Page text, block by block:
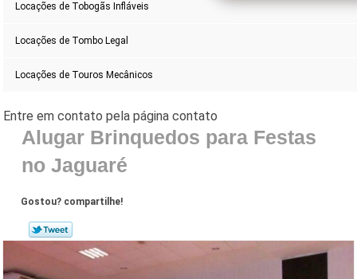
Locações de Tobogãs Infláveis
Locações de Tombo Legal
Locações de Touros Mecânicos
Alugar Brinquedos para Festas
no Jaguaré
Gostou? compartilhe!